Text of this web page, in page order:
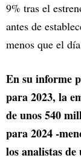
9% tras el
antes de
menos que el
En su informe
para 2023, la
de unos 540
para 2024 -
los analistas de